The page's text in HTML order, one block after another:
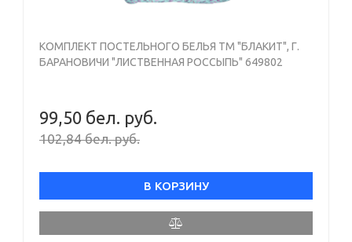
КОМПЛЕКТ ПОСТЕЛЬНОГО БЕЛЬЯ ТМ "БЛАКИТ", Г.
БАРАНОВИЧИ "ЛИСТВЕННАЯ РОССЫПЬ" 649802
99,50 бел. руб.
102,84 бел. руб.
В КОРЗИНУ